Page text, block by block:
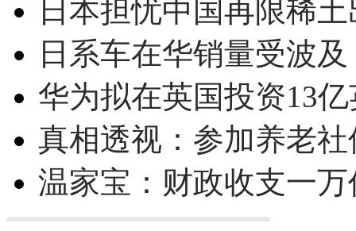
日本担忧中国再限稀
日系车在华销量受波
华为拟在英国投资13
真相透视：参加养老
温家宝：财政收支一